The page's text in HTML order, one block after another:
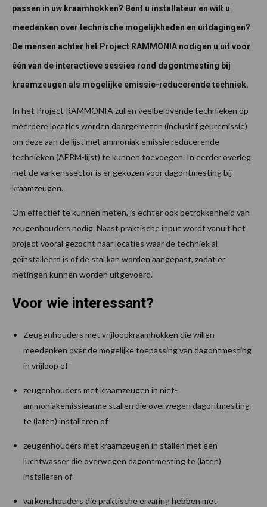
passen in uw kraamhokken? Bent u installateur en wilt u
meedenken over technische mogelijkheden en uitdagingen?
De mensen achter het Project RAMMONIA nodigen u uit voor
één van de interactieve sessies rond dagontmesting bij
kraamzeugen als mogelijke emissie-reducerende techniek.
In het Project RAMMONIA zullen veelbelovende technieken op
meerdere locaties worden doorgemeten (inclusief geuremissie)
om deze aan de lijst met ammoniak emissie reducerende
technieken (AERM-lijst) te kunnen toevoegen. In eerder overleg
met de varkenssector is er gekozen voor dagontmesting bij
kraamzeugen.
Om effectief te kunnen meten, is echter ook betrokkenheid van
zeugenhouders nodig. Naast praktische input wordt vanuit het
project vooral gezocht naar locaties waar de techniek al
geïnstalleerd is of de stal kan worden aangepast, zodat er
metingen kunnen worden uitgevoerd.
Voor wie interessant?
Zeugenhouders met vrijloopkraamhokken die willen
meedenken over de mogelijke toepassing van dagontmesting
in vrijloop of
zeugenhouders met kraamzeugen in niet-
ammoniakemissiearme stallen die overwegen dagontmesting
te (laten) installeren of
zeugenhouders met kraamzeugen in stallen met een
luchtwasser die overwegen dagontmesting te (laten)
installeren of
varkenshouders die praktische ervaring hebben met